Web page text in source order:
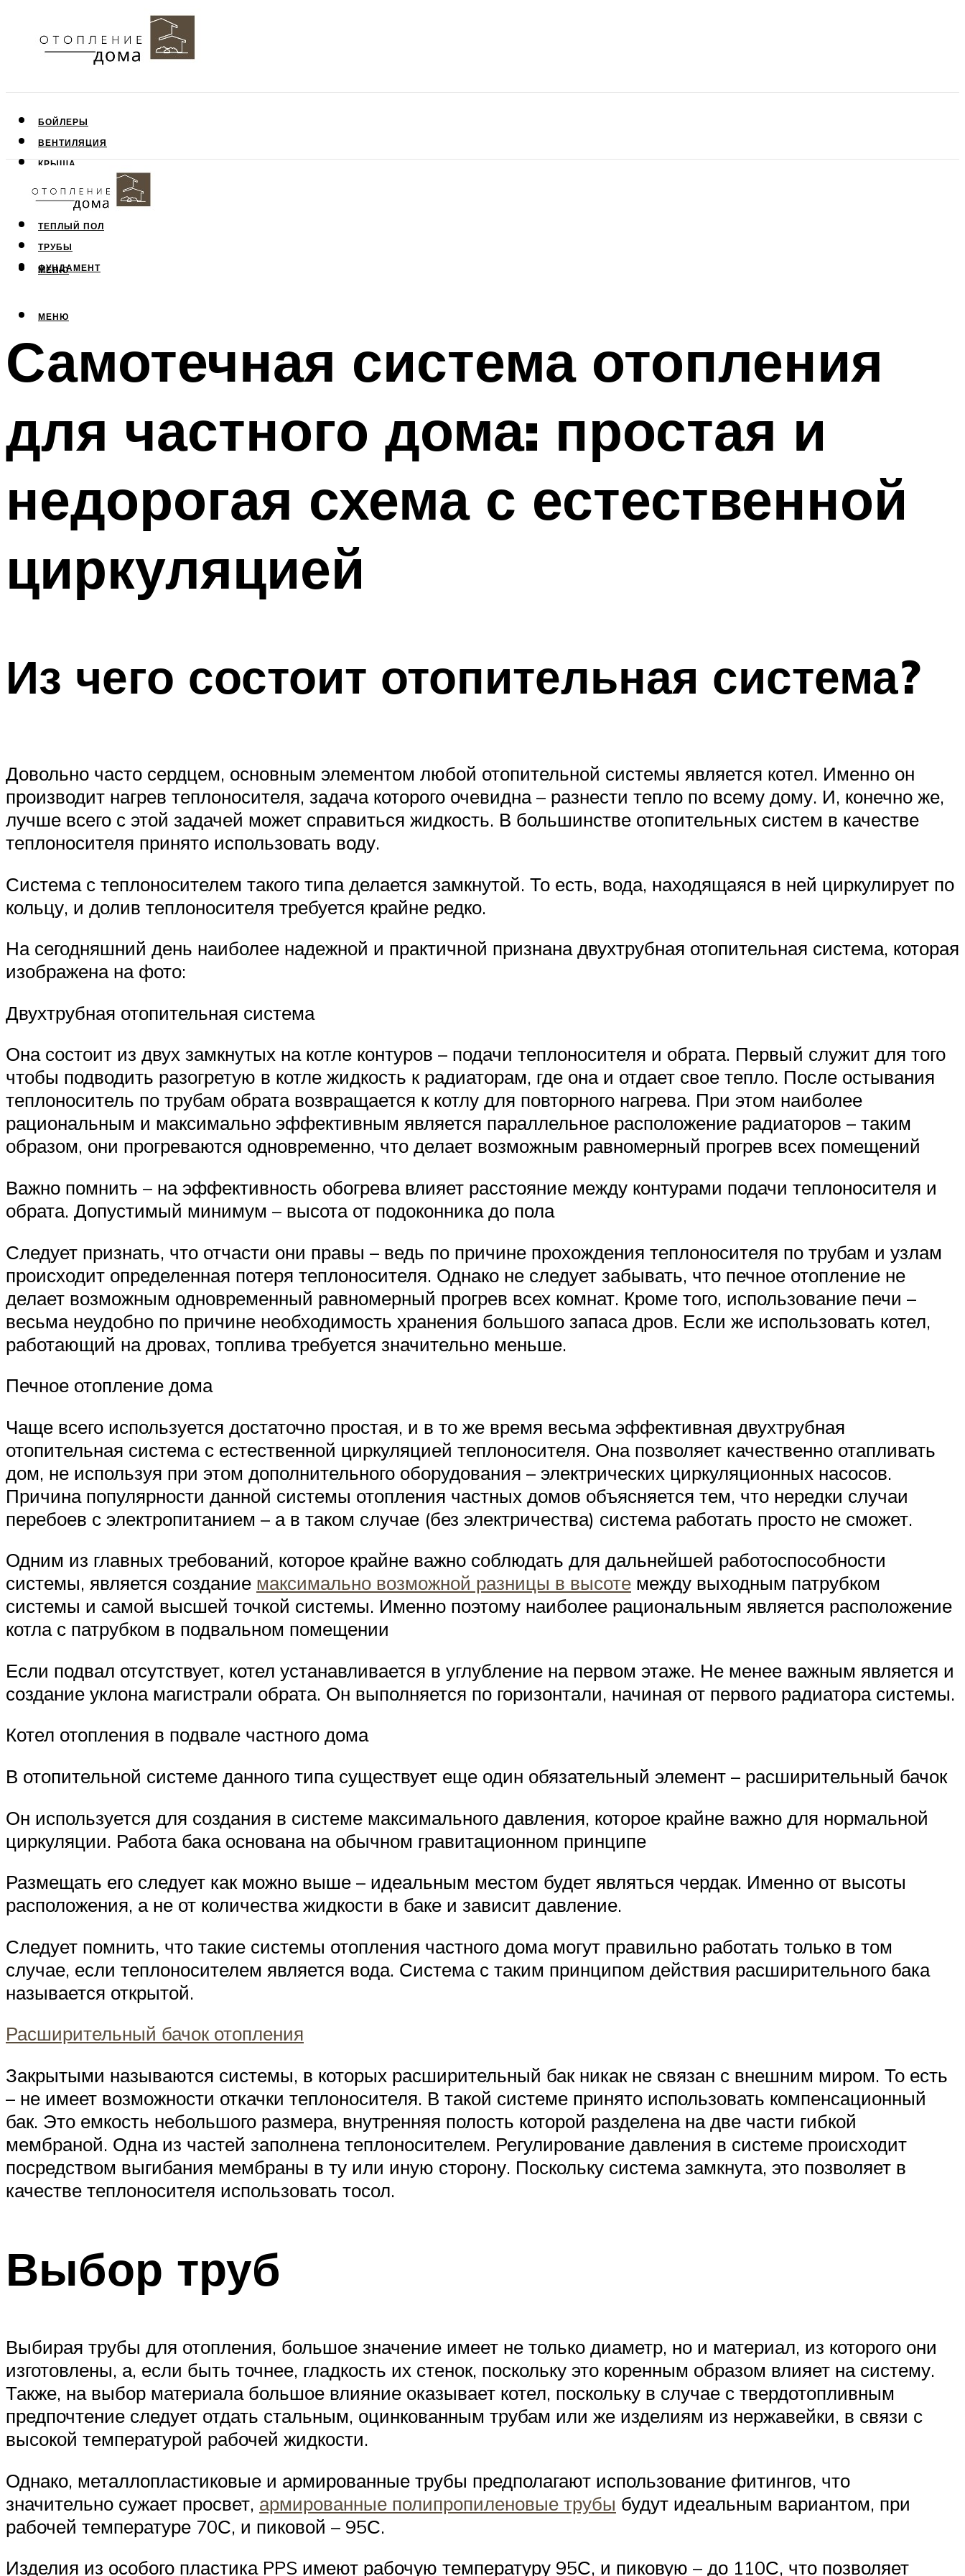
БОЙЛЕРЫ
ВЕНТИЛЯЦИЯ
КРЫША
СТЕНЫ
ТЕПЛЫЙ ПОЛ
ТРУБЫ
ФУНДАМЕНТ
МЕНЮ
МЕНЮ
Самотечная система отопления
для частного дома: простая и
недорогая схема с естественной
циркуляцией
Из чего состоит отопительная система?
Довольно часто сердцем, основным элементом любой отопительной системы является котел. Именно он
производит нагрев теплоносителя, задача которого очевидна – разнести тепло по всему дому. И, конечно же,
лучше всего с этой задачей может справиться жидкость. В большинстве отопительных систем в качестве
теплоносителя принято использовать воду.
Система с теплоносителем такого типа делается замкнутой. То есть, вода, находящаяся в ней циркулирует по
кольцу, и долив теплоносителя требуется крайне редко.
На сегодняшний день наиболее надежной и практичной признана двухтрубная отопительная система, которая
изображена на фото:
Двухтрубная отопительная система
Она состоит из двух замкнутых на котле контуров – подачи теплоносителя и обрата. Первый служит для того
чтобы подводить разогретую в котле жидкость к радиаторам, где она и отдает свое тепло. После остывания
теплоноситель по трубам обрата возвращается к котлу для повторного нагрева. При этом наиболее
рациональным и максимально эффективным является параллельное расположение радиаторов – таким
образом, они прогреваются одновременно, что делает возможным равномерный прогрев всех помещений
Важно помнить – на эффективность обогрева влияет расстояние между контурами подачи теплоносителя и
обрата. Допустимый минимум – высота от подоконника до пола
Следует признать, что отчасти они правы – ведь по причине прохождения теплоносителя по трубам и узлам
происходит определенная потеря теплоносителя. Однако не следует забывать, что печное отопление не
делает возможным одновременный равномерный прогрев всех комнат. Кроме того, использование печи –
весьма неудобно по причине необходимость хранения большого запаса дров. Если же использовать котел,
работающий на дровах, топлива требуется значительно меньше.
Печное отопление дома
Чаще всего используется достаточно простая, и в то же время весьма эффективная двухтрубная
отопительная система с естественной циркуляцией теплоносителя. Она позволяет качественно отапливать
дом, не используя при этом дополнительного оборудования – электрических циркуляционных насосов.
Причина популярности данной системы отопления частных домов объясняется тем, что нередки случаи
перебоев с электропитанием – а в таком случае (без электричества) система работать просто не сможет.
Одним из главных требований, которое крайне важно соблюдать для дальнейшей работоспособности
системы, является создание максимально возможной разницы в высоте между выходным патрубком
системы и самой высшей точкой системы. Именно поэтому наиболее рациональным является расположение
котла с патрубком в подвальном помещении
Если подвал отсутствует, котел устанавливается в углубление на первом этаже. Не менее важным является и
создание уклона магистрали обрата. Он выполняется по горизонтали, начиная от первого радиатора системы.
Котел отопления в подвале частного дома
В отопительной системе данного типа существует еще один обязательный элемент – расширительный бачок
Он используется для создания в системе максимального давления, которое крайне важно для нормальной
циркуляции. Работа бака основана на обычном гравитационном принципе
Размещать его следует как можно выше – идеальным местом будет являться чердак. Именно от высоты
расположения, а не от количества жидкости в баке и зависит давление.
Следует помнить, что такие системы отопления частного дома могут правильно работать только в том
случае, если теплоносителем является вода. Система с таким принципом действия расширительного бака
называется открытой.
Расширительный бачок отопления
Закрытыми называются системы, в которых расширительный бак никак не связан с внешним миром. То есть
– не имеет возможности откачки теплоносителя. В такой системе принято использовать компенсационный
бак. Это емкость небольшого размера, внутренняя полость которой разделена на две части гибкой
мембраной. Одна из частей заполнена теплоносителем. Регулирование давления в системе происходит
посредством выгибания мембраны в ту или иную сторону. Поскольку система замкнута, это позволяет в
качестве теплоносителя использовать тосол.
Выбор труб
Выбирая трубы для отопления, большое значение имеет не только диаметр, но и материал, из которого они
изготовлены, а, если быть точнее, гладкость их стенок, поскольку это коренным образом влияет на систему.
Также, на выбор материала большое влияние оказывает котел, поскольку в случае с твердотопливным
предпочтение следует отдать стальным, оцинкованным трубам или же изделиям из нержавейки, в связи с
высокой температурой рабочей жидкости.
Однако, металлопластиковые и армированные трубы предполагают использование фитингов, что
значительно сужает просвет, армированные полипропиленовые трубы будут идеальным вариантом, при
рабочей температуре 70С, и пиковой – 95С.
Изделия из особого пластика PPS имеют рабочую температуру 95С, и пиковую – до 110С, что позволяет